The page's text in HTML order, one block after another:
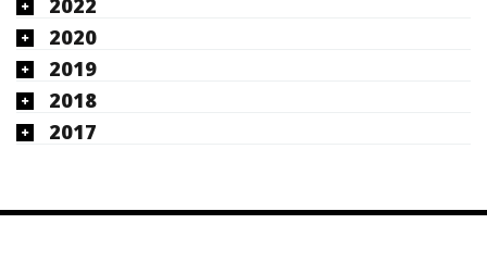
2022
2020
2019
2018
2017